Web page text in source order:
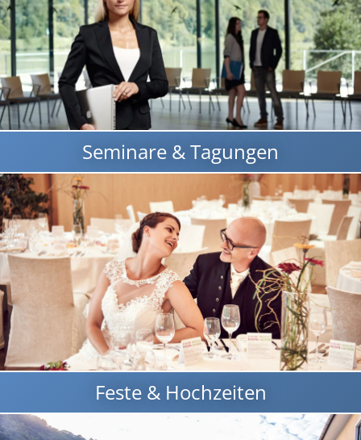
Seminare & Tagungen
Feste & Hochzeiten